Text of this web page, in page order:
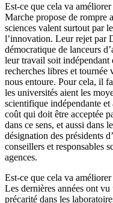
Est-ce que cela va
Marche propose de rompre
sciences valent surtout par
l’innovation. Leur rejet par
démocratique de lanceurs
leur travail soit indépendant
recherches libres et tournée
nous entoure. Pour cela, il
les universités aient les
scientifique indépendante
coût qui doit être acceptée
dans ce sens, et aussi dans
désignation des présidents
conseillers et responsables
agences.
Est-ce que cela va
Les dernières années ont
précarité dans les